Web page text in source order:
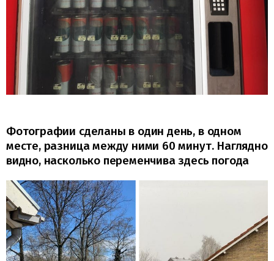
Фотографии сделаны в один день, в одном
месте, разница между ними 60 минут. Наглядно
видно, насколько переменчива здесь погода